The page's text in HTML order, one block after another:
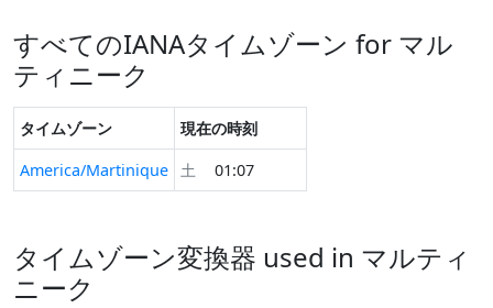
すべてのIANAタイムゾーン for マル
ティニーク
タイムゾーン
現在の時刻
America/Martinique 土 01:07
タイムゾーン変換器 used in マルティ
ニーク